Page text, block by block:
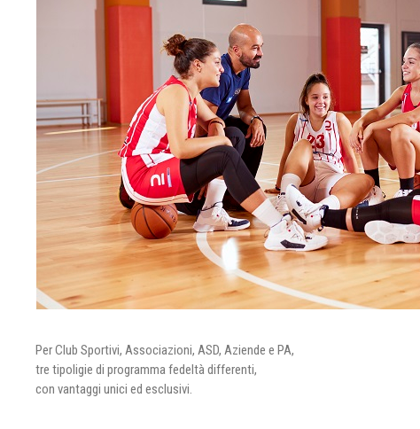
Per Club Sportivi, Associazioni, ASD, Aziende e PA,
tre tipoligie di programma fedeltà differenti,
con vantaggi unici ed esclusivi.